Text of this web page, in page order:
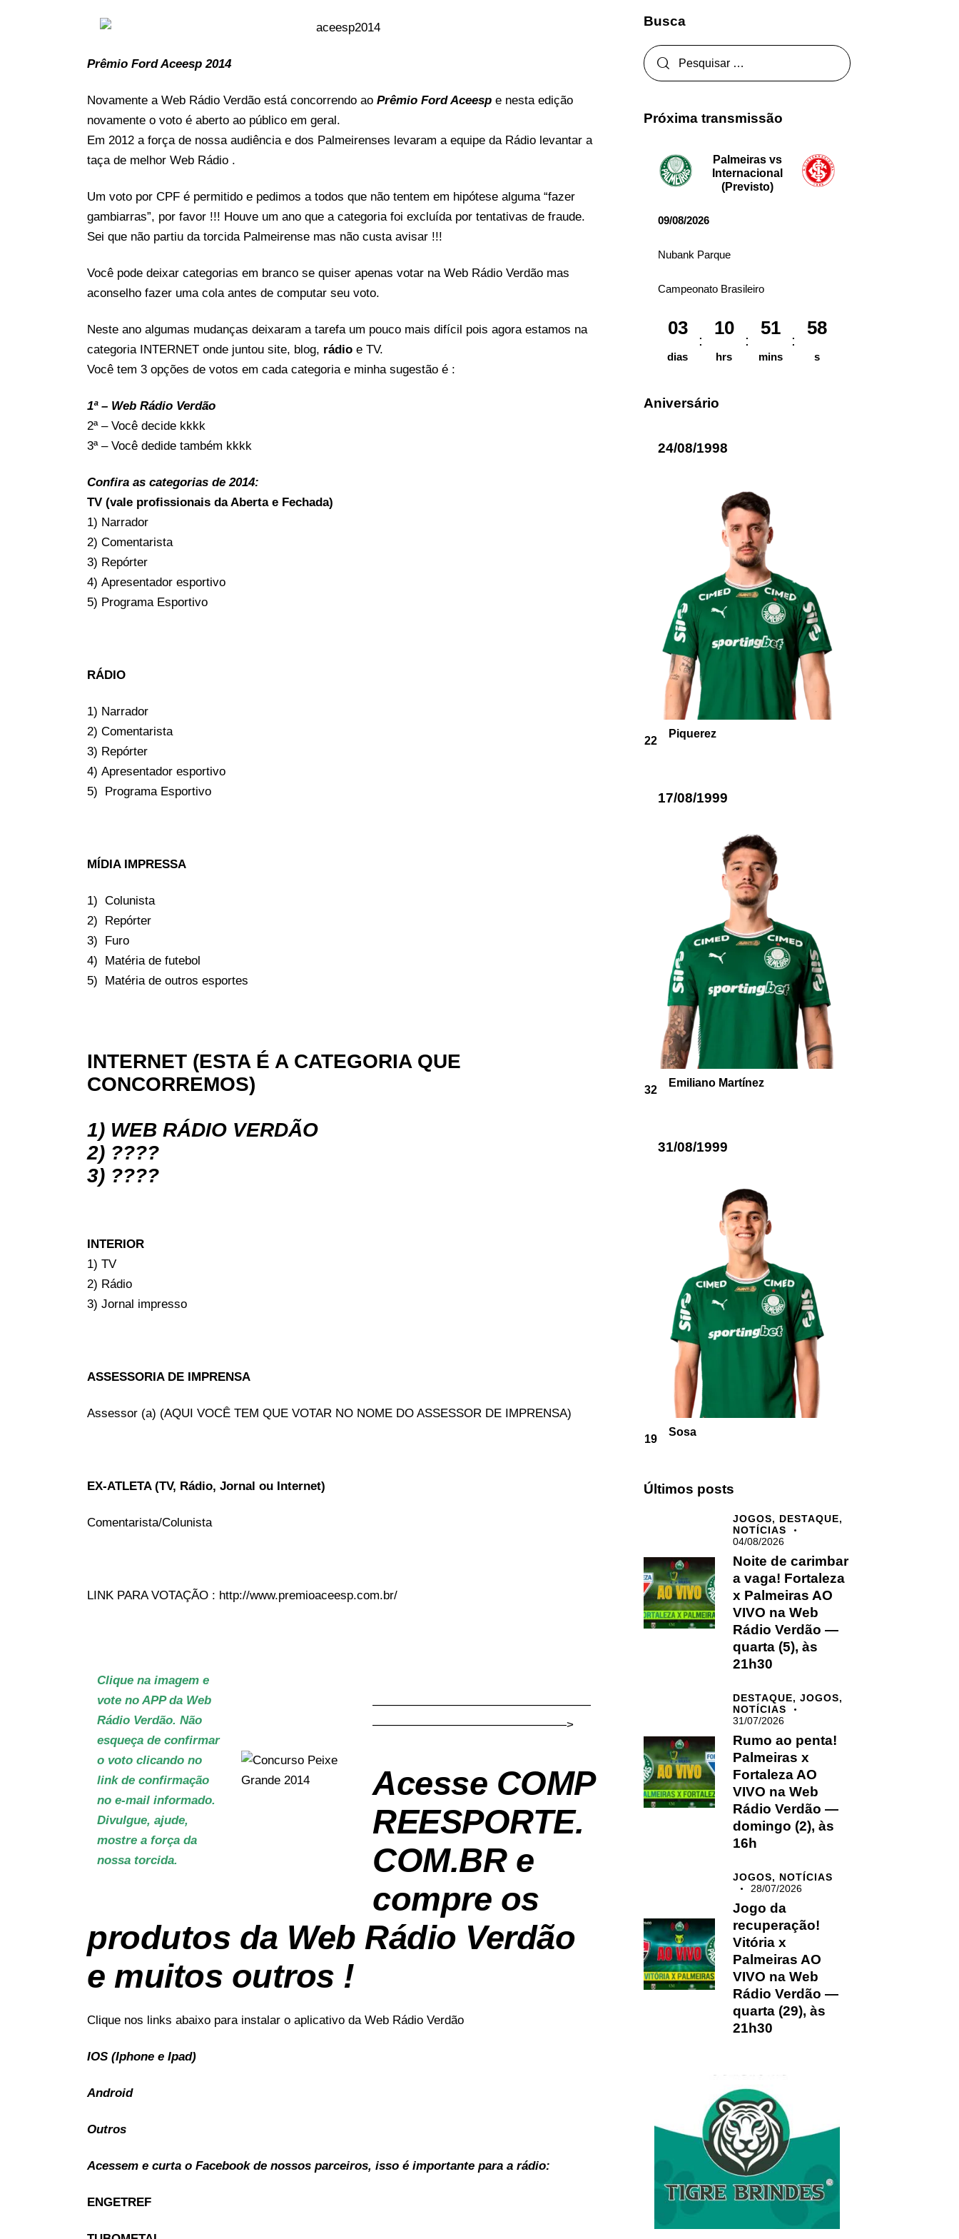
Prêmio Ford Aceesp 2014
Novamente a Web Rádio Verdão está concorrendo ao Prêmio Ford Aceesp e nesta edição
novamente o voto é aberto ao público em geral.
Em 2012 a força de nossa audiência e dos Palmeirenses levaram a equipe da Rádio levantar a
taça de melhor Web Rádio .
Um voto por CPF é permitido e pedimos a todos que não tentem em hipótese alguma “fazer
gambiarras”, por favor !!! Houve um ano que a categoria foi excluída por tentativas de fraude.
Sei que não partiu da torcida Palmeirense mas não custa avisar !!!
Você pode deixar categorias em branco se quiser apenas votar na Web Rádio Verdão mas
aconselho fazer uma cola antes de computar seu voto.
Neste ano algumas mudanças deixaram a tarefa um pouco mais difícil pois agora estamos na
categoria INTERNET onde juntou site, blog, rádio e TV.
Você tem 3 opções de votos em cada categoria e minha sugestão é :
1ª – Web Rádio Verdão
2ª – Você decide kkkk
3ª – Você dedide também kkkk
Confira as categorias de 2014:
TV (vale profissionais da Aberta e Fechada)
1) Narrador
2) Comentarista
3) Repórter
4) Apresentador esportivo
5) Programa Esportivo
RÁDIO
1) Narrador
2) Comentarista
3) Repórter
4) Apresentador esportivo
5) Programa Esportivo
MÍDIA IMPRESSA
1) Colunista
2) Repórter
3) Furo
4) Matéria de futebol
5) Matéria de outros esportes
INTERNET (ESTA É A CATEGORIA QUE
CONCORREMOS)
1) WEB RÁDIO VERDÃO
2) ????
3) ????
INTERIOR
1) TV
2) Rádio
3) Jornal impresso
ASSESSORIA DE IMPRENSA
Assessor (a) (AQUI VOCÊ TEM QUE VOTAR NO NOME DO ASSESSOR DE IMPRENSA)
EX-ATLETA (TV, Rádio, Jornal ou Internet)
Comentarista/Colunista
LINK PARA VOTAÇÃO : http://www.premioaceesp.com.br/
Clique na imagem e
vote no APP da Web
Rádio Verdão. Não
esqueça de confirmar
o voto clicando no
link de confirmação
no e-mail informado.
Divulgue, ajude,
mostre a força da
nossa torcida.
——————————————————
————————————————>
Acesse COMP
REESPORTE.
COM.BRe
compre os
produtos da Web Rádio Verdão
e muitos outros !
Clique nos links abaixo para instalar o aplicativo da Web Rádio Verdão
IOS (Iphone e Ipad)
Android
Outros
Acessem e curta o Facebook de nossos parceiros, isso é importante para a rádio:
ENGETREF
Busca
Próxima transmissão
Palmeiras vs
Internacional
(Previsto)
09/08/2026
Nubank Parque
Campeonato Brasileiro
03
dias
10
hrs
51
mins
58
s
Aniversário
24/08/1998
22
Piquerez
17/08/1999
32
Emiliano Martínez
31/08/1999
19
Sosa
Últimos posts
JOGOS, DESTAQUE,
NOTÍCIAS
04/08/2026
Noite de carimbar
a vaga! Fortaleza
x Palmeiras AO
VIVO na Web
Rádio Verdão —
quarta (5), às
21h30
DESTAQUE,JOGOS,
NOTÍCIAS
31/07/2026
Rumo ao penta!
Palmeiras x
Fortaleza AO
VIVO na Web
Rádio Verdão —
domingo (2), às
16h
JOGOS, NOTÍCIAS
28/07/2026
Jogo da
recuperação!
Vitória x
Palmeiras AO
VIVO na Web
Rádio Verdão —
quarta (29), às
21h30